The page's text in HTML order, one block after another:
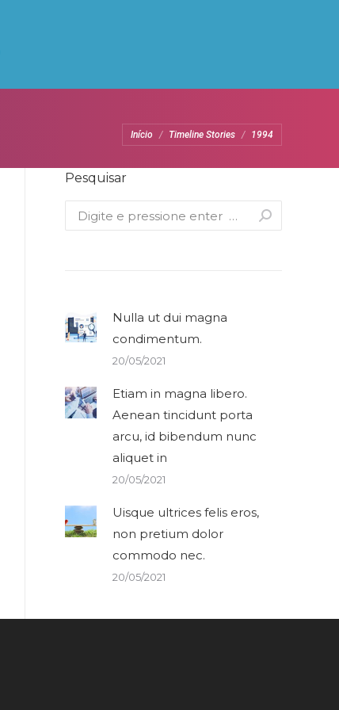
Você está aqui:
Início Timeline Stories 1994
Pesquisar
Search:
Nulla ut dui magna
condimentum.
20/05/2021
Etiam in magna libero.
Aenean tincidunt porta
arcu, id bibendum nunc
aliquet in
20/05/2021
Uisque ultrices felis eros,
non pretium dolor
commodo nec.
20/05/2021